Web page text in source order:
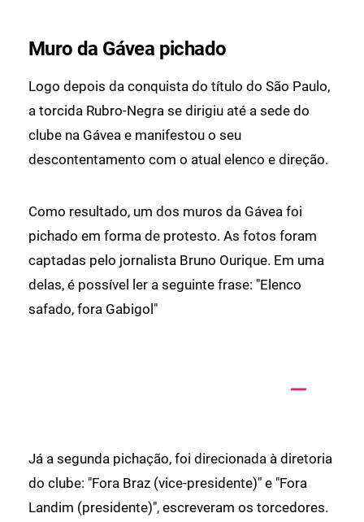
Muro da Gávea pichado
Logo depois da conquista do título do São Paulo,
a torcida Rubro-Negra se dirigiu até a sede do
clube na Gávea e manifestou o seu
descontentamento com o atual elenco e direção.
Como resultado, um dos muros da Gávea foi
pichado em forma de protesto. As fotos foram
captadas pelo jornalista Bruno Ourique. Em uma
delas, é possível ler a seguinte frase: "Elenco
safado, fora Gabigol"
Já a segunda pichação, foi direcionada à diretoria
do clube: "Fora Braz (vice-presidente)" e "Fora
Landim (presidente)", escreveram os torcedores.